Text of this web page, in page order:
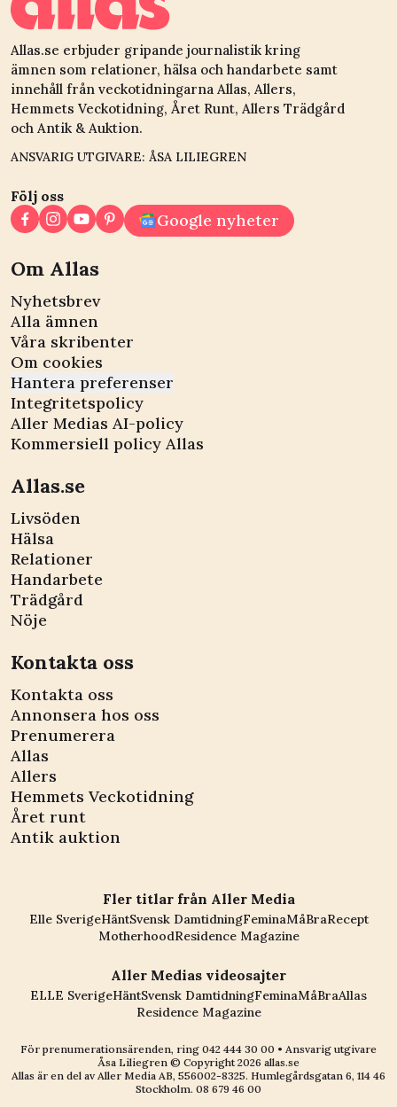
Allas.se erbjuder gripande journalistik kring
ämnen som relationer, hälsa och handarbete samt
innehåll från veckotidningarna Allas, Allers,
Hemmets Veckotidning, Året Runt, Allers Trädgård
och Antik & Auktion.
ANSVARIG UTGIVARE: ÅSA LILIEGREN
Följ oss
Google nyheter
Om Allas
Nyhetsbrev
Alla ämnen
Våra skribenter
Om cookies
Hantera preferenser
Integritetspolicy
Aller Medias AI-policy
Kommersiell policy Allas
Allas.se
Livsöden
Hälsa
Relationer
Handarbete
Trädgård
Nöje
Kontakta oss
Kontakta oss
Annonsera hos oss
Prenumerera
Allas
Allers
Hemmets Veckotidning
Året runt
Antik auktion
Fler titlar från Aller Media
Elle SverigeHäntSvensk DamtidningFeminaMåBraRecept
MotherhoodResidence Magazine
Aller Medias videosajter
ELLE SverigeHäntSvensk DamtidningFeminaMåBraAllas
Residence Magazine
För prenumerationsärenden, ring 042 444 30 00 • Ansvarig utgivare
Åsa Liliegren © Copyright2026 allas.se
Allas är en del av Aller Media AB, 556002-8325. Humlegårdsgatan 6, 114 46
Stockholm. 08 679 46 00